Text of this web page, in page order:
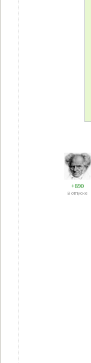
+890
В отпуске